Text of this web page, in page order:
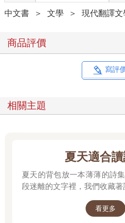
中文書 ＞ 文學 ＞ 現代翻譯文
商品評價
寫評
相關主題
夏天適合
夏天的背包放一本薄薄的詩
段迷離的文字裡，我們收藏著
看更多